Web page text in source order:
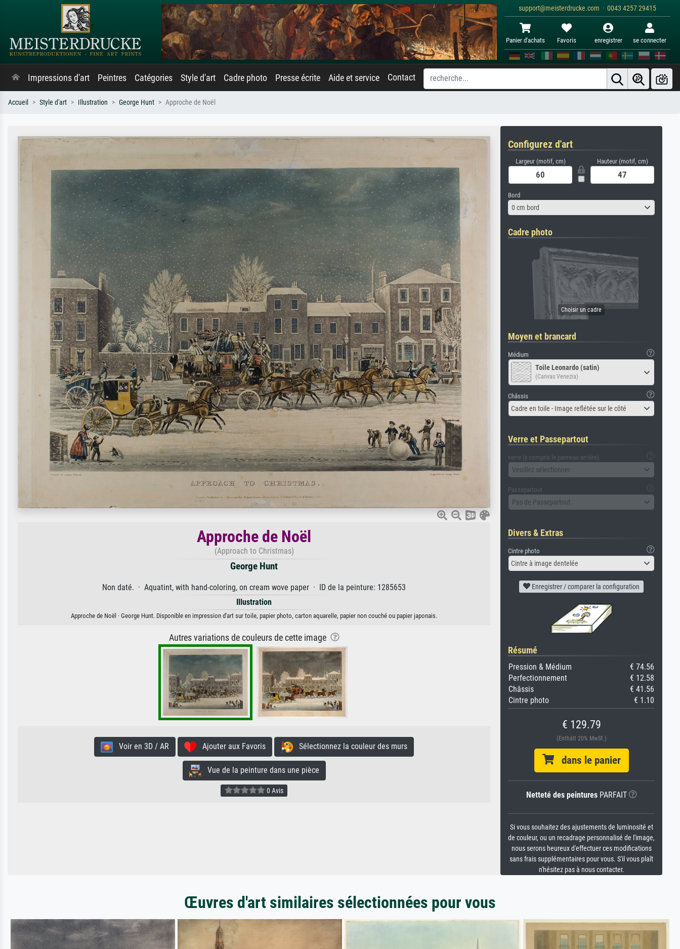
support@meisterdrucke.com · 0043 4257 29415
Panier d'achats Favoris enregistrer se connecter
Impressions d'art Peintres Catégories Style d'art Cadre photo Presse écrite Aide et service Contact
Accueil Style d'art Illustration George Hunt Approche de Noël
Approche de Noël
(Approach to Christmas)
George Hunt
Non daté. · Aquatint, with hand-coloring, on cream wove paper · ID de la peinture: 1285653
Illustration
Approche de Noël · George Hunt. Disponible en impression d'art sur toile, papier photo, carton aquarelle, papier non couché ou papier japonais.
Autres variations de couleurs de cette image
Voir en 3D / AR Ajouter aux Favoris Sélectionnez la couleur des murs
Vue de la peinture dans une pièce
0 Avis
Configurez d'art
Largeur (motif, cm) Hauteur (motif, cm)
Bord
0 cm bord
Cadre photo
Moyen et brancard
Médium
Toile Leonardo (satin)
(Canvas Venezia)
Châssis
Cadre en toile - Image reflétée sur le côté
Verre et Passepartout
verre (y compris le panneau arrière)
Veuillez sélectionner
Passepartout
Pas de Passepartout
Divers & Extras
Cintre photo
Cintre à image dentelée
Enregistrer / comparer la configuration
Résumé
Pression & Médium
€ 74.56
Perfectionnement
€ 12.58
Châssis
€ 41.56
Cintre photo
€ 1.10
€ 129.79
(Enthält 20% MwSt.)
dans le panier
Netteté des peinturesPARFAIT
Si vous souhaitez des ajustements de luminosité et
de couleur, ou un recadrage personnalisé de l'image,
nous serons heureux d'effectuer ces modifications
sans frais supplémentaires pour vous. S'il vous plaît
n'hésitez pas à nous contacter.
Œuvres d'art similaires sélectionnées pour vous